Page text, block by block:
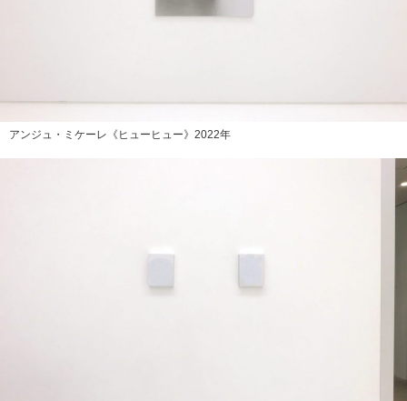
アンジュ・ミケーレ《ヒューヒュー》2022年